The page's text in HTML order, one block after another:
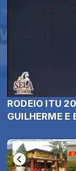
RODEIO ITU
GUILHERME E